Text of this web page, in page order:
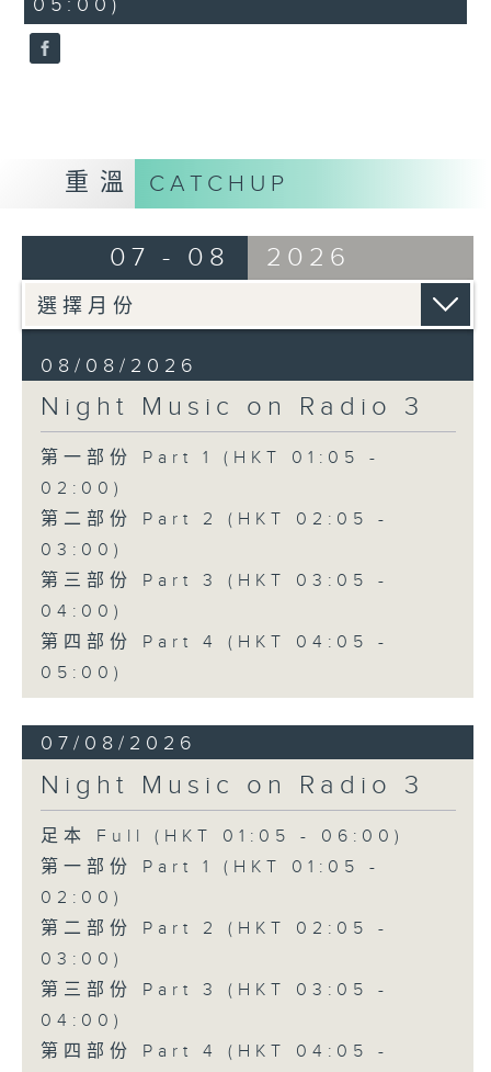
0
seconds
重溫 CATCHUP
07 - 08 2026
08/08/2026
Night Music on Radio 3
第一部份 Part 1 (HKT 01:05 -
02:00)
第二部份 Part 2 (HKT 02:05 -
03:00)
第三部份 Part 3 (HKT 03:05 -
04:00)
第四部份 Part 4 (HKT 04:05 -
05:00)
07/08/2026
Night Music on Radio 3
足本 Full (HKT 01:05 - 06:00)
第一部份 Part 1 (HKT 01:05 -
02:00)
第二部份 Part 2 (HKT 02:05 -
03:00)
第三部份 Part 3 (HKT 03:05 -
04:00)
第四部份 Part 4 (HKT 04:05 -